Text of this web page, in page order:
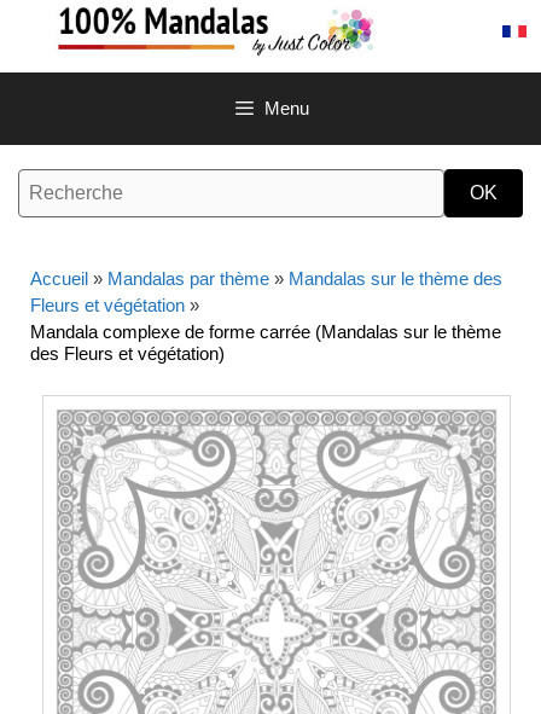
contenu
Menu
Accueil » Mandalas par thème » Mandalas sur le thème des
Fleurs et végétation »
Mandala complexe de forme carrée (Mandalas sur le thème
des Fleurs et végétation)